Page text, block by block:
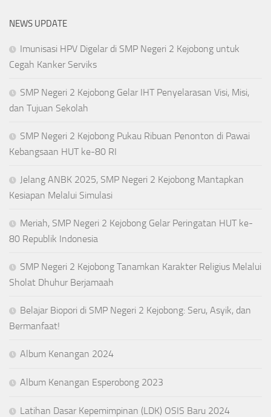
NEWS UPDATE
Imunisasi HPV Digelar di SMP Negeri 2 Kejobong untuk
Cegah Kanker Serviks
SMP Negeri 2 Kejobong Gelar IHT Penyelarasan Visi, Misi,
dan Tujuan Sekolah
SMP Negeri 2 Kejobong Pukau Ribuan Penonton di Pawai
Kebangsaan HUT ke-80 RI
Jelang ANBK 2025, SMP Negeri 2 Kejobong Mantapkan
Kesiapan Melalui Simulasi
Meriah, SMP Negeri 2 Kejobong Gelar Peringatan HUT ke-
80 Republik Indonesia
SMP Negeri 2 Kejobong Tanamkan Karakter Religius Melalui
Sholat Dhuhur Berjamaah
Belajar Biopori di SMP Negeri 2 Kejobong: Seru, Asyik, dan
Bermanfaat!
Album Kenangan 2024
Album Kenangan Esperobong 2023
Latihan Dasar Kepemimpinan (LDK) OSIS Baru 2024